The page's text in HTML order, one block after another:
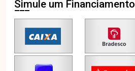
Simule um Financiamento